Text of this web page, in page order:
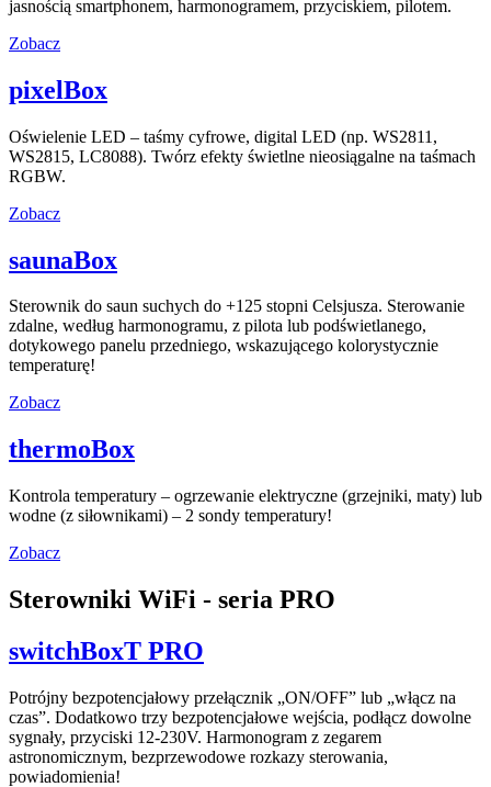
jasnością smartphonem, harmonogramem, przyciskiem, pilotem.
Zobacz
pixelBox
Oświelenie LED – taśmy cyfrowe, digital LED (np. WS2811,
WS2815, LC8088). Twórz efekty świetlne nieosiągalne na taśmach
RGBW.
Zobacz
saunaBox
Sterownik do saun suchych do +125 stopni Celsjusza. Sterowanie
zdalne, według harmonogramu, z pilota lub podświetlanego,
dotykowego panelu przedniego, wskazującego kolorystycznie
temperaturę!
Zobacz
thermoBox
Kontrola temperatury – ogrzewanie elektryczne (grzejniki, maty) lub
wodne (z siłownikami) – 2 sondy temperatury!
Zobacz
Sterowniki WiFi - seria PRO
switchBoxT PRO
Potrójny bezpotencjałowy przełącznik „ON/OFF” lub „włącz na
czas”. Dodatkowo trzy bezpotencjałowe wejścia, podłącz dowolne
sygnały, przyciski 12-230V. Harmonogram z zegarem
astronomicznym, bezprzewodowe rozkazy sterowania,
powiadomienia!